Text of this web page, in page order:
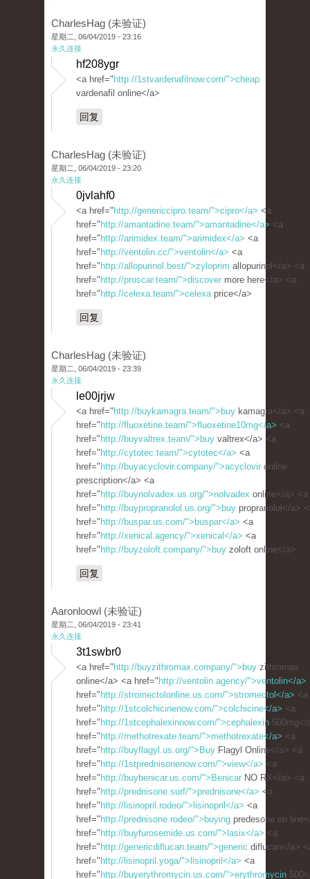
CharlesHag (未验证)
星期二, 06/04/2019 - 23:16
永久连接
hf208ygr
<a href=" http://1stvardenafilnow.com/">cheap
vardenafil online</a>
回复
CharlesHag (未验证)
星期二, 06/04/2019 - 23:20
永久连接
0jvlahf0
<a href=" http://genericcipro.team/">cipro</a> <a
href=" http://amantadine.team/">amantadine</a> <a
href=" http://arimidex.team/">arimidex</a> <a
href=" http://ventolin.cc/">ventolin</a> <a
href=" http://allopurinol.best/">zyloprim allopurinol</a> <a
href=" http://proscar.team/">discover more here</a> <a
href=" http://celexa.team/">celexaprice</a>
回复
CharlesHag (未验证)
星期二, 06/04/2019 - 23:39
永久连接
le00jrjw
<a href=" http://buykamagra.team/">buy kamagra</a> <a
href=" http://fluoxetine.team/">fluoxetine10mg</a> <a
href=" http://buyvaltrex.team/">buy valtrex</a> <a
href=" http://cytotec.team/">cytotec</a> <a
href=" http://buyacyclovir.company/">acyclovir online
prescription</a> <a
href=" http://buynolvadex.us.org/">nolvadex online</a> <a
href=" http://buypropranolol.us.org/">buy propranolol</a>
href=" http://buspar.us.com/">buspar</a> <a
href=" http://xenical.agency/">xenical</a> <a
href=" http://buyzoloft.company/">buy zoloft online</a>
回复
Aaronloowl (未验证)
星期二, 06/04/2019 - 23:41
永久连接
3t1swbr0
<a href=" http://buyzithromax.company/">buy zithromax
online</a> <a href=" http://ventolin.agency/">ventolin</a>
href=" http://stromectolonline.us.com/">stromectol</a> <a
href=" http://1stcolchicinenow.com/">colchicine</a> <a
href=" http://1stcephalexinnow.com/">cephalexin 500mg</
href=" http://methotrexate.team/">methotrexate</a> <a
href=" http://buyflagyl.us.org/">Buy Flagyl Online</a> <a
href=" http://1stprednisonenow.com/">view</a> <a
href=" http://buybenicar.us.com/">Benicar NO RX</a> <a
href=" http://prednisone.surf/">prednisone</a> <a
href=" http://lisinopril.rodeo/">lisinopril</a> <a
href=" http://prednisone.rodeo/">buying predesone on
href=" http://buyfurosemide.us.com/">lasix</a> <a
href=" http://genericdiflucan.team/">generic diflucan</a>
href=" http://lisinopril.yoga/">lisinopril</a> <a
href=" http://buyerythromycin.us.com/">erythromycin